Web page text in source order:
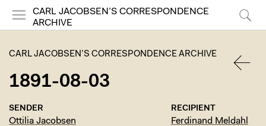
CARL JACOBSEN’S CORRESPONDENCE
ARCHIVE
CARL JACOBSEN’S CORRESPONDENCE ARCHIVE
1891-08-03
SENDER
Ottilia Jacobsen
RECIPIENT
Ferdinand Meldahl